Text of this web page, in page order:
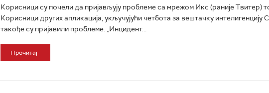
Корисници су почели да пријављују проблеме са мрежом Икс (раније Твитер)
Корисници других апликација, укључујући четбота за вештачку интелигенцију
такође су пријавили проблеме. „Инцидент...
Прочитај